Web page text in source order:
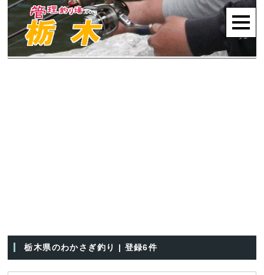
栃木県のわかさぎ釣り | 登録6件